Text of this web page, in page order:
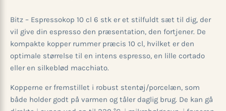
Bitz – Espressokop 10 cl 6 stk er et stilfuldt sæt til dig, der
vil give din espresso den præsentation, den fortjener. De
kompakte kopper rummer præcis 10 cl, hvilket er den
optimale størrelse til en intens espresso, en lille cortado
eller en silkeblød macchiato.
Kopperne er fremstillet i robust stentøj/porcelæn, som
både holder godt på varmen og tåler daglig brug. De kan gå